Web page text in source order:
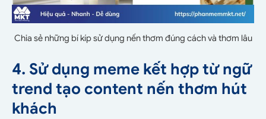
Chia sẻ những bí kíp sử dụng nến thơm đúng cách và thơm lâu
4. Sử dụng meme kết hợp từ ngữ
trend tạo content nến thơm hút
khách